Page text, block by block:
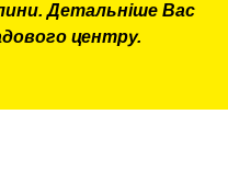
Детальніше Вас
центру.